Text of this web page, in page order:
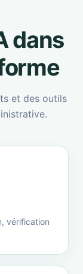
dans
et des outils
vérification